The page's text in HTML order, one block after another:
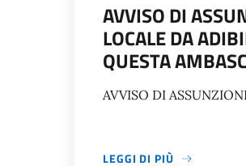
AVVISO DI
LOCALE DA
QUESTA
AVVISO DI
LEGGI DI PIÙ